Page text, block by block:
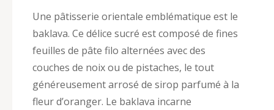
Une pâtisserie orientale emblématique est le
baklava. Ce délice sucré est composé de fines
feuilles de pâte filo alternées avec des
couches de noix ou de pistaches, le tout
généreusement arrosé de sirop parfumé à la
fleur d’oranger. Le baklava incarne